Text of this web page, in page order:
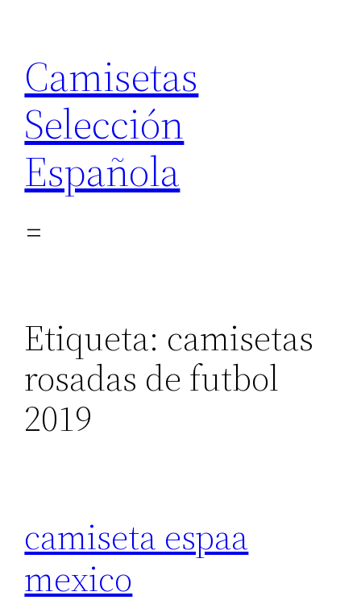
contenido
Camisetas
Selección
Española
Etiqueta: camisetas
rosadas de futbol
2019
camiseta espaa
mexico